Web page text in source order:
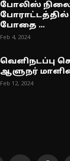
போலிஸ்
போராட்டத்தில்
போதை ...
Feb 4, 2024
வெளிநடப்பு
ஆளுநர்
Feb 12, 2024